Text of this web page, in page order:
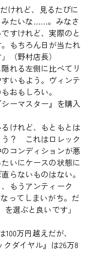
けれど、見るたびに
みたいな……。みなさ
すけれど、実際のと
もちろん日が当たれ
（野村店長）
れる左側に比べてリ
いもよう。ヴィンテ
おもしろい。
ーマスター』を購入
けれど、もともとは
う？ これはロレック
コンディションが悪
いにケースの状態に
らないものはない。
もうアンティーク
ってしまいがち。だ
選ぶと良いです」
万円越えだが、
クダイヤル』は26万8